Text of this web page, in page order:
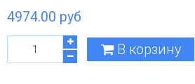
4974.00 руб
В корзину